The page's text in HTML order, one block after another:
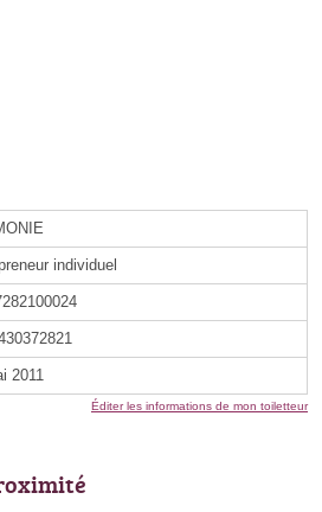
individuel
2011
Éditer les informations de mon toiletteur